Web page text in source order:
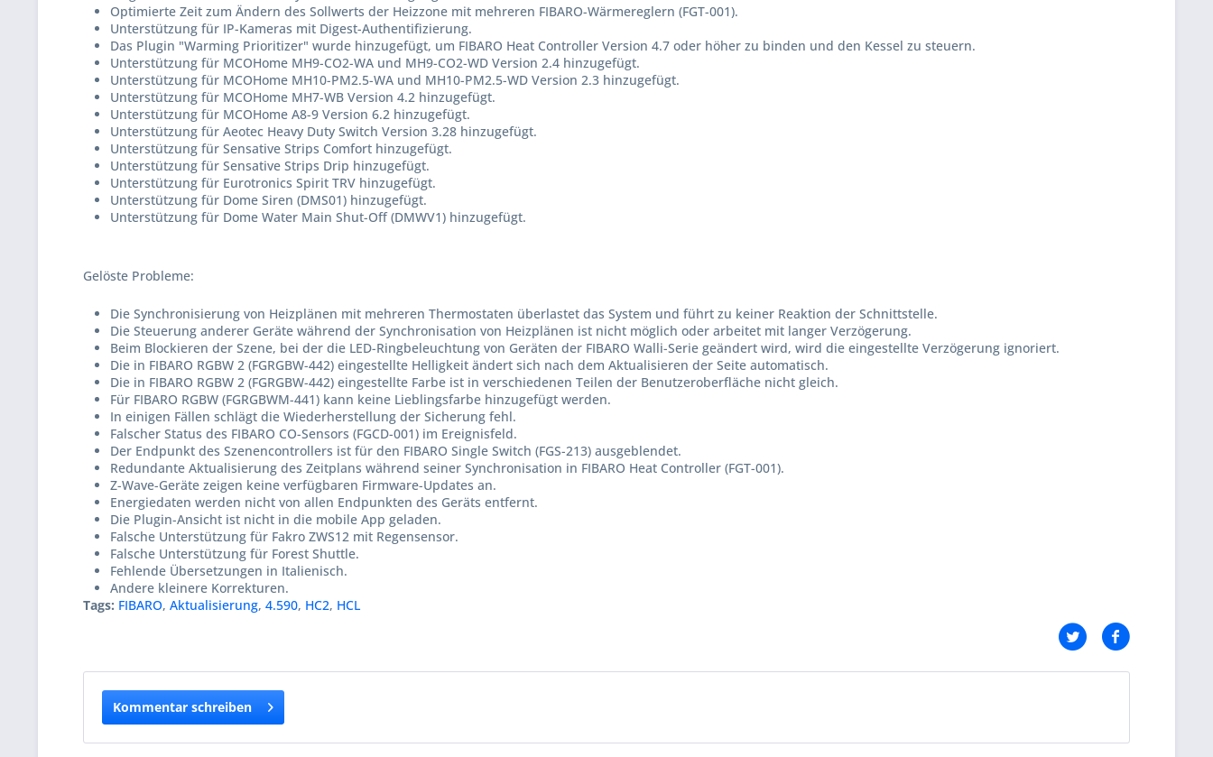
Optimierte Zeit zum Ändern des Sollwerts der Heizzone mit mehreren FIBARO-Wärmereglern (FGT-001).
Unterstützung für IP-Kameras mit Digest-Authentifizierung.
Das Plugin "Warming Prioritizer" wurde hinzugefügt, um FIBARO Heat Controller Version 4.7 oder höher zu binden und den Kessel zu steuern.
Unterstützung für MCOHome MH9-CO2-WA und MH9-CO2-WD Version 2.4 hinzugefügt.
Unterstützung für MCOHome MH10-PM2.5-WA und MH10-PM2.5-WD Version 2.3 hinzugefügt.
Unterstützung für MCOHome MH7-WB Version 4.2 hinzugefügt.
Unterstützung für MCOHome A8-9 Version 6.2 hinzugefügt.
Unterstützung für Aeotec Heavy Duty Switch Version 3.28 hinzugefügt.
Unterstützung für Sensative Strips Comfort hinzugefügt.
Unterstützung für Sensative Strips Drip hinzugefügt.
Unterstützung für Eurotronics Spirit TRV hinzugefügt.
Unterstützung für Dome Siren (DMS01) hinzugefügt.
Unterstützung für Dome Water Main Shut-Off (DMWV1) hinzugefügt.
Gelöste Probleme:
Die Synchronisierung von Heizplänen mit mehreren Thermostaten überlastet das System und führt zu keiner Reaktion der Schnittstelle.
Die Steuerung anderer Geräte während der Synchronisation von Heizplänen ist nicht möglich oder arbeitet mit langer Verzögerung.
Beim Blockieren der Szene, bei der die LED-Ringbeleuchtung von Geräten der FIBARO Walli-Serie geändert wird, wird die eingestellte Verzögerung ignoriert.
Die in FIBARO RGBW 2 (FGRGBW-442) eingestellte Helligkeit ändert sich nach dem Aktualisieren der Seite automatisch.
Die in FIBARO RGBW 2 (FGRGBW-442) eingestellte Farbe ist in verschiedenen Teilen der Benutzeroberfläche nicht gleich.
Für FIBARO RGBW (FGRGBWM-441) kann keine Lieblingsfarbe hinzugefügt werden.
In einigen Fällen schlägt die Wiederherstellung der Sicherung fehl.
Falscher Status des FIBARO CO-Sensors (FGCD-001) im Ereignisfeld.
Der Endpunkt des Szenencontrollers ist für den FIBARO Single Switch (FGS-213) ausgeblendet.
Redundante Aktualisierung des Zeitplans während seiner Synchronisation in FIBARO Heat Controller (FGT-001).
Z-Wave-Geräte zeigen keine verfügbaren Firmware-Updates an.
Energiedaten werden nicht von allen Endpunkten des Geräts entfernt.
Die Plugin-Ansicht ist nicht in die mobile App geladen.
Falsche Unterstützung für Fakro ZWS12 mit Regensensor.
Falsche Unterstützung für Forest Shuttle.
Fehlende Übersetzungen in Italienisch.
Andere kleinere Korrekturen.
Tags: FIBARO, Aktualisierung, 4.590, HC2, HCL
Kommentar schreiben